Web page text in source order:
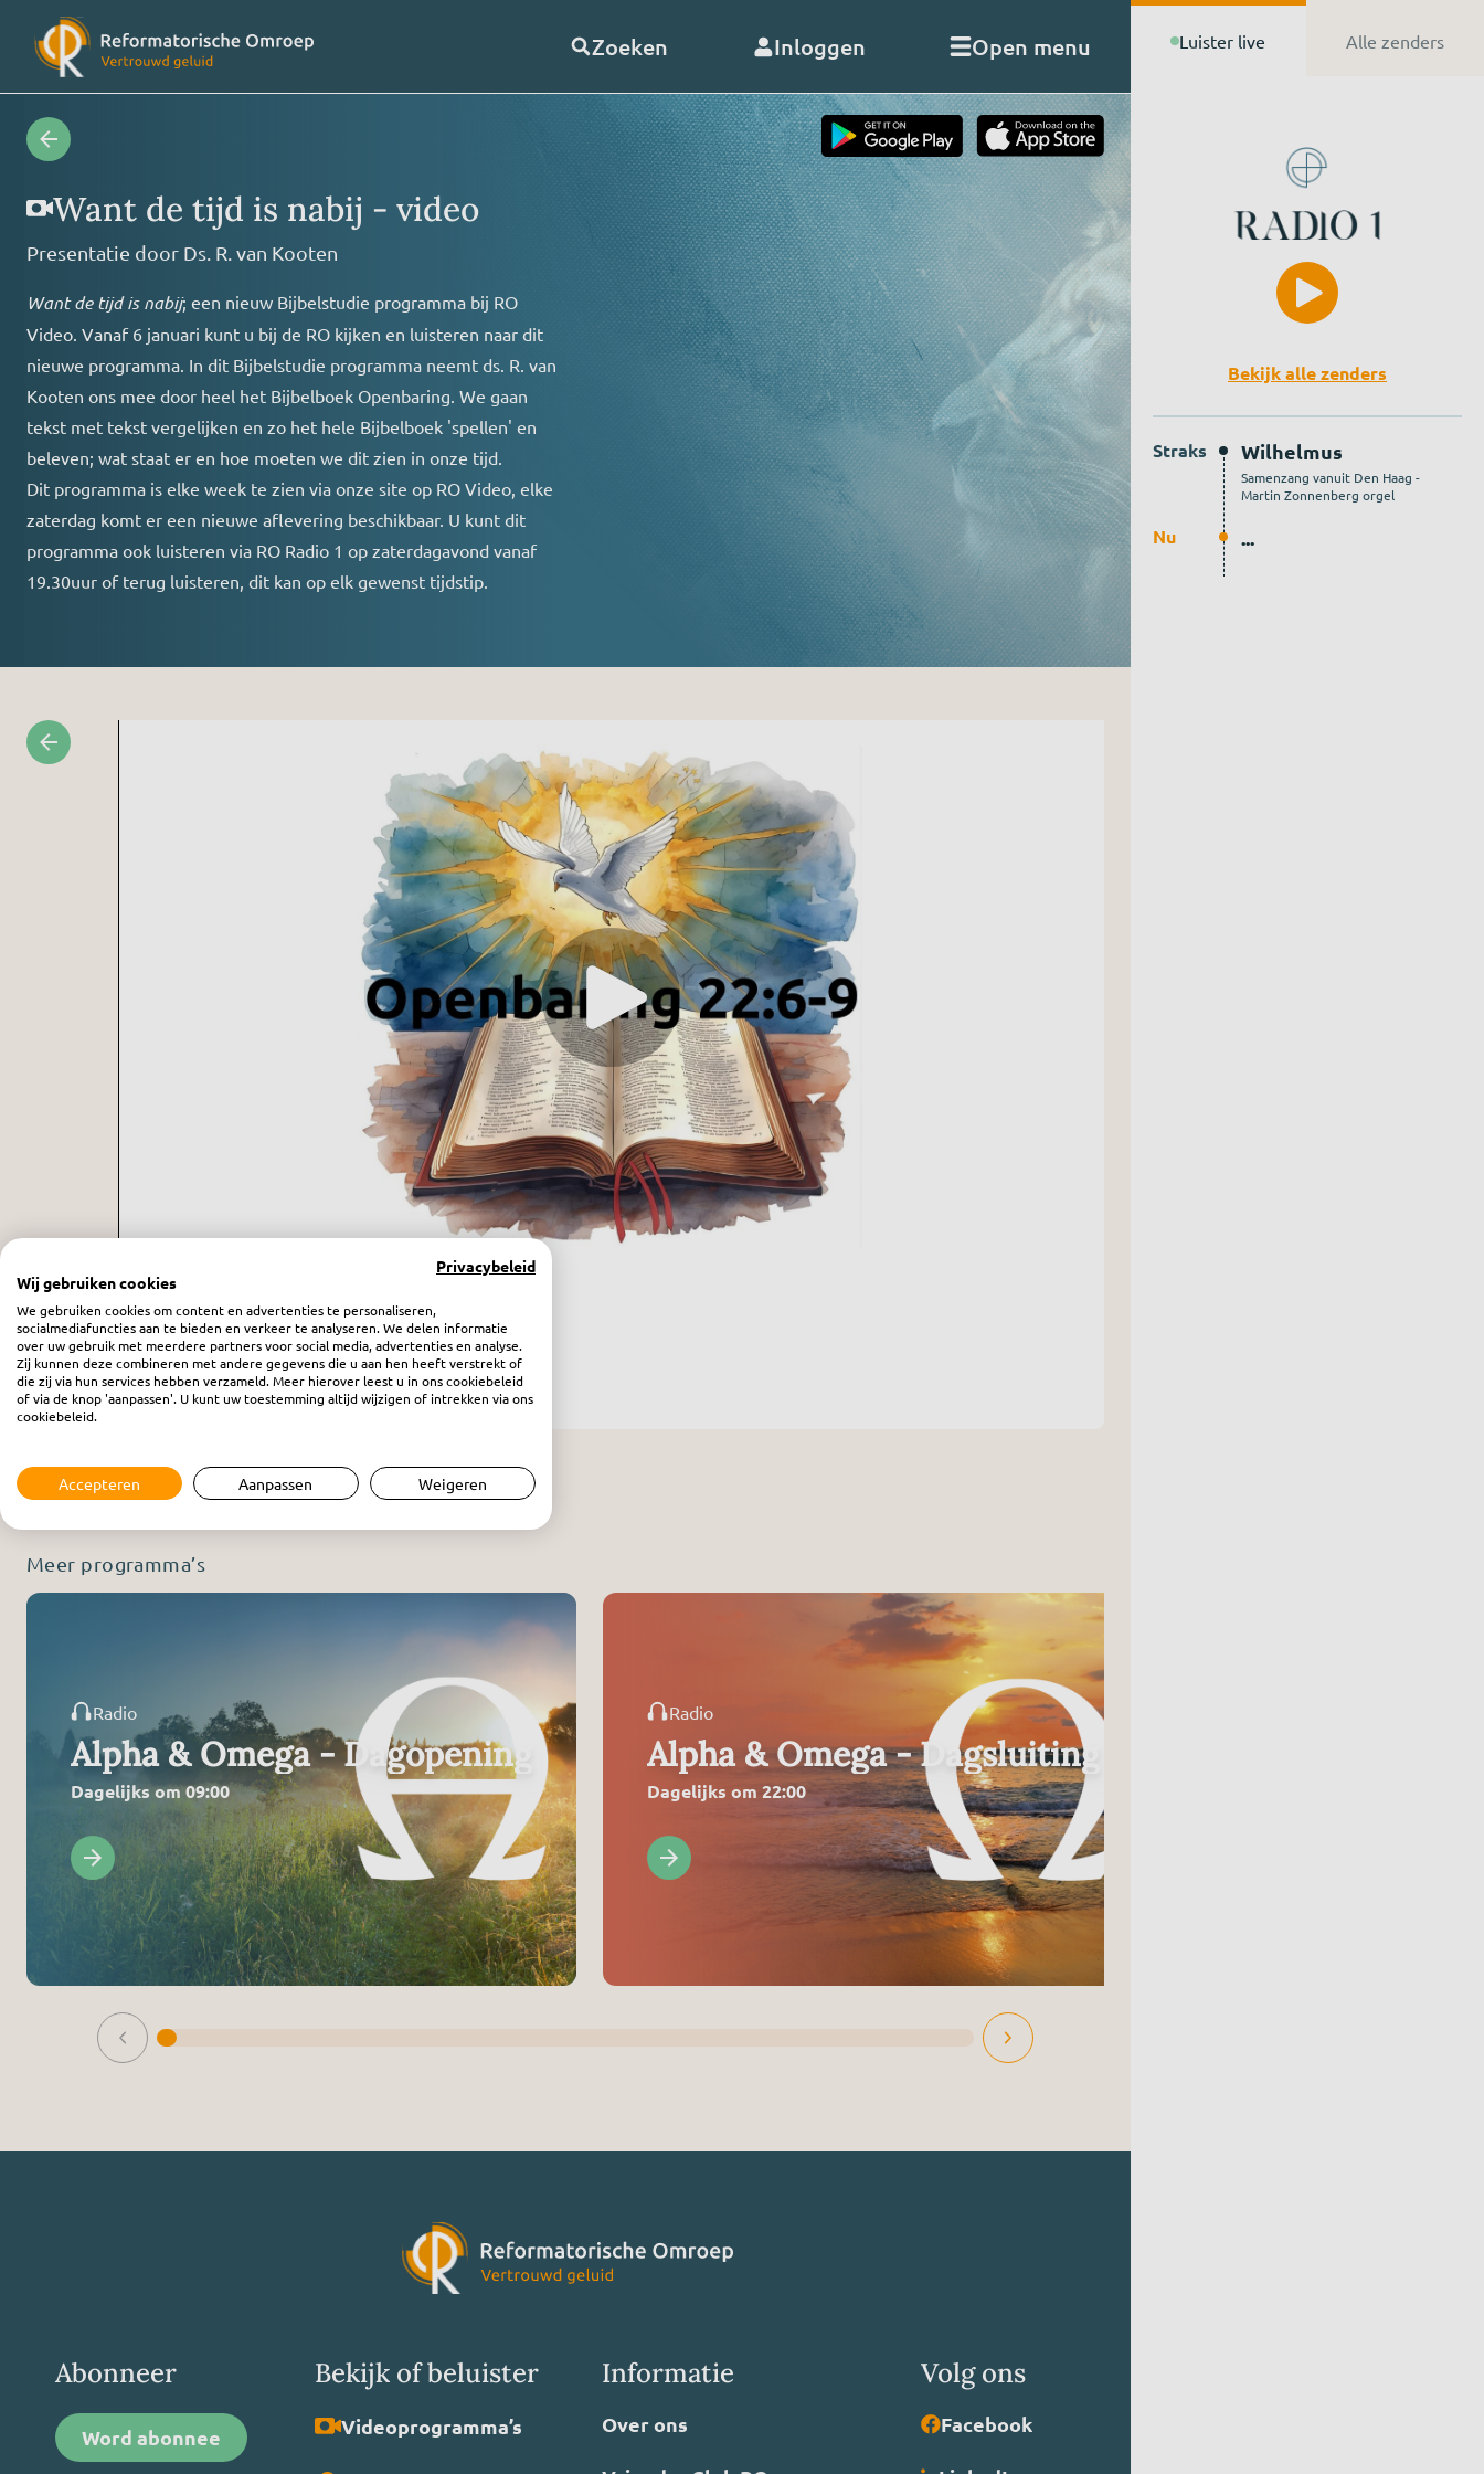
Zoeken Inloggen Open menu
Videoprogramma’s
Concertagenda
RO nieuws
VriendenClub RO
Contact opnemen
Wordabonneeof
doneer
Als abonnee geniet u onbeperkt van
alle uitzendingen en video’s van de
RO. En met uw hulp kunnen wij
doorgaan!
Bekijk de voordelen
Want de tijd is nabij - video
Presentatie door Ds. R. van Kooten
Want de tijd is nabij; een nieuw Bijbelstudie programma bij RO
Video. Vanaf 6 januari kunt u bij de RO kijken en luisteren naar dit
nieuwe programma. In dit Bijbelstudie programma neemt ds. R. van
Kooten ons mee door heel het Bijbelboek Openbaring. We gaan
tekst met tekst vergelijken en zo het hele Bijbelboek 'spellen' en
beleven; wat staat er en hoe moeten we dit zien in onze tijd.
Dit programma is elke week te zien via onze site op RO Video, elke
zaterdag komt er een nieuwe aflevering beschikbaar. U kunt dit
programma ook luisteren via RO Radio 1 op zaterdagavond vanaf
19.30uur of terug luisteren, dit kan op elk gewenst tijdstip.
Want de tijd is nabij - afl. 89
zaterdag 24 januari 2026
Meer programma’s
Radio
Alpha & Omega - Dagopening
Dagelijks om 09:00
Radio
Alpha & Omega - Dagsluiting
Dagelijks om 22:00
Abonneer
Word abonnee
Bekijk of beluister
Video­programma’s
Informatie
Over ons
Volg ons
Facebook
Luister live Alle zenders
Bekijk alle zenders
Straks Wilhelmus
Samenzang vanuit Den Haag -
Martin Zonnenberg orgel
Nu ...
Privacybeleid
Wij gebruiken cookies
We gebruiken cookies om content en advertenties te personaliseren,
socialmediafuncties aan te bieden en verkeer te analyseren. We delen informatie
over uw gebruik met meerdere partners voor social media, advertenties en analyse.
Zij kunnen deze combineren met andere gegevens die u aan hen heeft verstrekt of
die zij via hun services hebben verzameld. Meer hierover leest u in ons cookiebeleid
of via de knop 'aanpassen'. U kunt uw toestemming altijd wijzigen of intrekken via ons
cookiebeleid.
Accepteren Aanpassen Weigeren